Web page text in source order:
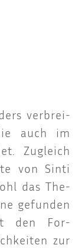
ver­brei­
auch im
Zugleich
von Sin­ti
das The­
gefun­den
den For­
zur